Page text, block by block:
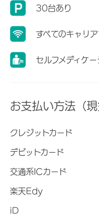
30台あり
すべてのキャリ
セルフメディケ
お支払い方法（現
クレジットカード
デビットカード
交通系ICカード
楽天Edy
iD